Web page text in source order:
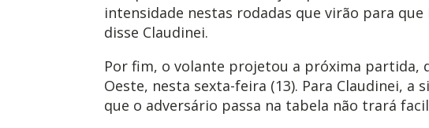
intensidade nestas rodadas que virão para que
disse Claudinei.
Por fim, o volante projetou a próxima partida,
Oeste, nesta sexta-feira (13). Para Claudinei, a
que o adversário passa na tabela não trará